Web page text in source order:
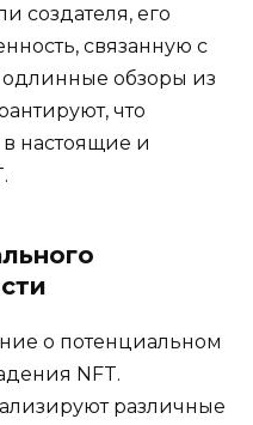
создателя, его
связанную с
обзоры из
что
настоящие и
о потенциальном
NFT.
различные